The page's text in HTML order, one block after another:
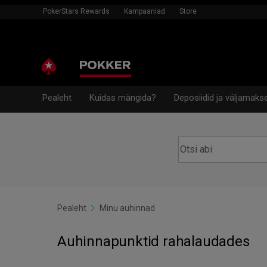
PokerStars Rewards Kampaaniad Store
Pealeht Kuidas mängida? Deposiidid ja
Pealeht Minu auhinnad
Auhinnapunktid rahalaudades